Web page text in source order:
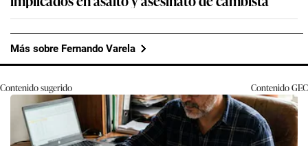
Más sobre Fernando Varela
Contenido sugerido ContenidoGEC